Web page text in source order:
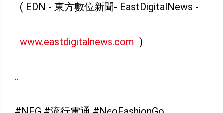
( EDN - 東方數位新聞- EastDigitalNews -
www.eastdigitalnews.com )
..